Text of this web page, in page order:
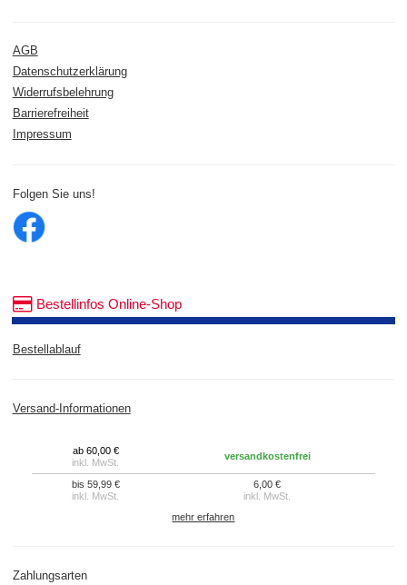
AGB
Datenschutzerklärung
Widerrufsbelehrung
Barrierefreiheit
Impressum
Folgen Sie uns!
Bestellinfos Online-Shop
Bestellablauf
Versand-Informationen
ab 60,00 €
inkl. MwSt.
versandkostenfrei
bis 59,99 €
inkl. MwSt.
6,00 €
inkl. MwSt.
mehr erfahren
Zahlungsarten